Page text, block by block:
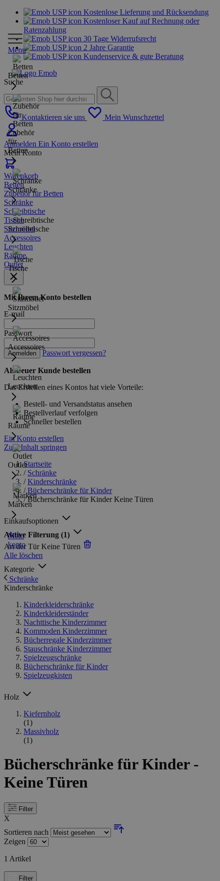
Kostenlose Lieferung und Rücksendung
Kostenloser Kauf auf Rechnung oder
Ratenzahlung
30 Tage Widerrufsrecht
2 Jahre Garantie
Kundenservice & gute Beratung
Suche
Kontaktieren sie uns Mein Wunschzettel
Anmelden Ein Konto erstellen
Mein Konto
Warenkorb
Menu
Betten
Zubehör
für
Betten
Schränke
Schreibtische
Tische
Sitzmöbel
Accessoires
Leuchten
Räume
Outlet
Marken
Mein
konto
Betten
Zubehör für Betten
Schränke
Schreibtische
Tische
Sitzmöbel
Accessoires
Leuchten
Räume
Outlet
Mit Ihrem Konto bestellen
E-mail
Passwort
Anmelden Passwort vergessen?
Als neuer Kunde bestellen
Das Erstellen eines Kontos hat viele Vorteile:
Bestell- und Versandstatus ansehen
Bestellverlauf verfolgen
Schneller bestellen
Ein Konto erstellen
Zum Inhalt springen
Startseite
/ Schränke
/ Kinderschränke
/ Bücherschränke für Kinder
/ Bücherschränke für Kinder Keine Türen
Einkaufsoptionen
Aktive Filterung (1)
Art der Tür Keine Türen
Alle löschen
Kategorie
Schränke
Kinderschränke
Kinderkleiderschränke
Kinderkleiderständer
Nachttische Kinderzimmer
Kommoden Kinderzimmer
Bücherregale Kinderzimmer
Stauschränke Kinderzimmer
Spielzeugschränke
Bücherschränke für Kinder
Spielzeugkisten
Holz
Kiefernholz
(1)
Massivholz
(1)
Bücherschränke für Kinder -
Keine Türen
Filter
X
Sortieren nach
Zeigen
1 Artikel
Filter